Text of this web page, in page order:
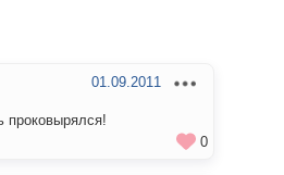
01.09.2011
проковырялся!
0